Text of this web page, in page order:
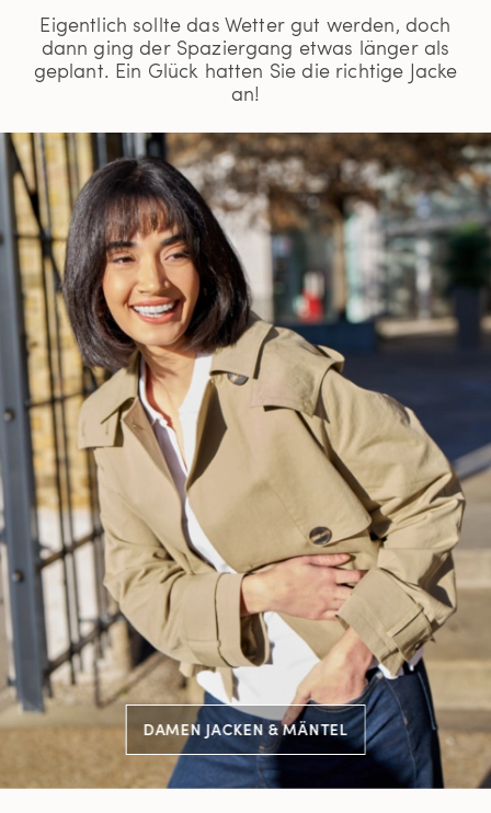
Eigentlich sollte das Wetter gut werden, doch
dann ging der Spaziergang etwas länger als
geplant. Ein Glück hatten Sie die richtige Jacke
an!
DAMEN JACKEN & MÄNTEL